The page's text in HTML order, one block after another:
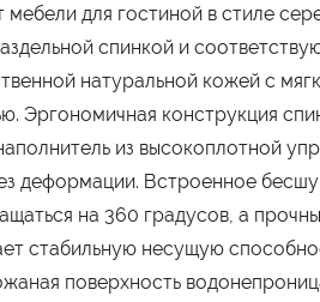
мебели для гостиной в стиле
спинкой и
натуральной кожей с
Эргономичная конструкция
из высокоплотной
деформации. Встроенное
на 360 градусов, а
стабильную несущую
поверхность